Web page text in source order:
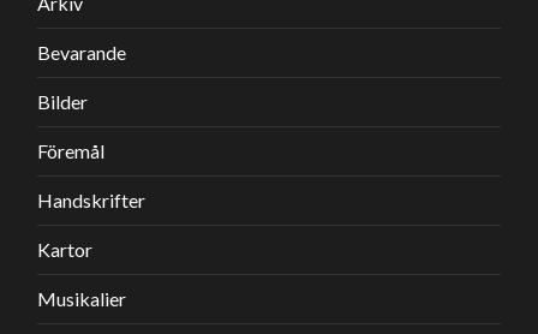
Bevarande
Bilder
Föremål
Handskrifter
Kartor
Musikalier